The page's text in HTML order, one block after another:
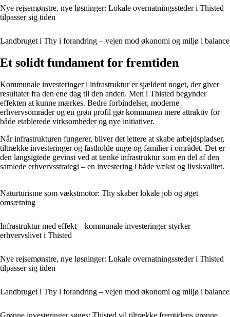
Nye rejsemønstre, nye løsninger: Lokale overnatningssteder i Thisted
tilpasser sig tiden
Landbruget i Thy i forandring – vejen mod økonomi og miljø i balance
Et solidt fundament for fremtiden
Kommunale investeringer i infrastruktur er sjældent noget, der giver
resultater fra den ene dag til den anden. Men i Thisted begynder
effekten at kunne mærkes. Bedre forbindelser, moderne
erhvervsområder og en grøn profil gør kommunen mere attraktiv for
både etablerede virksomheder og nye initiativer.
Når infrastrukturen fungerer, bliver det lettere at skabe arbejdspladser,
tiltrække investeringer og fastholde unge og familier i området. Det er
den langsigtede gevinst ved at tænke infrastruktur som en del af den
samlede erhvervsstrategi – en investering i både vækst og livskvalitet.
Naturturisme som vækstmotor: Thy skaber lokale job og øget
omsætning
Infrastruktur med effekt – kommunale investeringer styrker
erhvervslivet i Thisted
Nye rejsemønstre, nye løsninger: Lokale overnatningssteder i Thisted
tilpasser sig tiden
Landbruget i Thy i forandring – vejen mod økonomi og miljø i balance
Grønne investeringer søges: Thisted vil tiltrække fremtidens grønne